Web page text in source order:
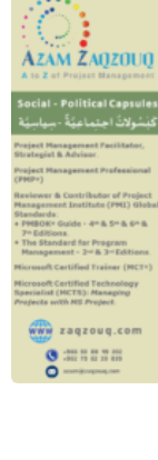
ﷻ –